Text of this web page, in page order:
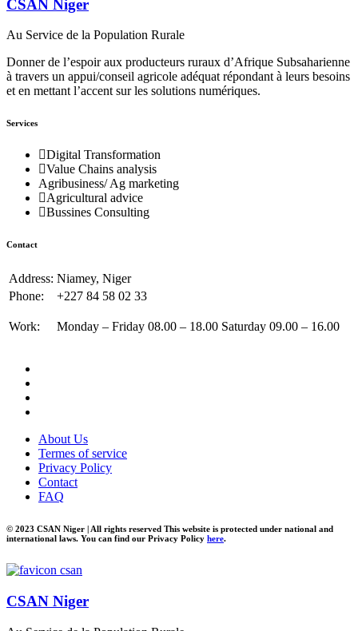
CSAN Niger
Au Service de la Population Rurale
Donner de l’espoir aux producteurs ruraux d’Afrique Subsaharienne
à travers un appui/conseil agricole adéquat répondant à leurs besoins
et en mettant l’accent sur les solutions numériques.
Services
Digital Transformation
Value Chains analysis
Agribusiness/ Ag marketing
Agricultural advice
Bussines Consulting
Contact
Address: Niamey, Niger
Phone:
+227 84 58 02 33
Work: Monday – Friday 08.00 – 18.00 Saturday 09.00 – 16.00
About Us
Termes of service
Privacy Policy
Contact
FAQ
© 2023 CSAN Niger | All rights reserved This website is protected under national and
international laws. You can find our Privacy Policy here.
CSAN Niger